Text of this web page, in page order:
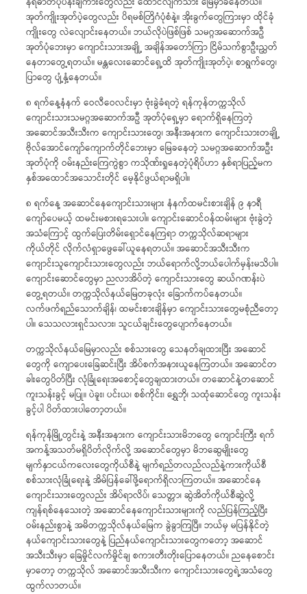
အုတ်ကျိုးအုတ်ပဲ့တွေလည်း ပိရမစ်တြိဂံပုံစံနဲ့။ အိုးခွက်တွေကြားမှာ ထိုင်ခုံ
ကျိုးတွေ လဲလျောင်းနေတယ်။ ဘယ်လိုပဲဖြစ်ဖြစ် သမဂ္ဂအဆောက်အဦ
အုတ်ပုံဘေးမှာ ကျောင်းသားအချို့ အချိန်အတော်ကြာ ငြိမ်သက်စွာဦးညွှတ်
နေတာတွေ့ရတယ်။ မန္တလေးဆောင်ရှေ့ထိ အုတ်ကျိုးအုတ်ပဲ့၊ စာရွက်တွေ၊
ပြာတွေ ပျံ့နှံ့နေတယ်။
၈ ရက်နေ့နံနက် ဝေလီဝေလင်းမှာ ဗုံးခွဲခံရတဲ့ ရန်ကုန်တက္ကသိုလ်
ကျောင်းသားသမဂ္ဂအဆောက်အဦ အုတ်ပုံရှေ့မှာ ရောက်ရှိနေကြတဲ့
အဆောင်အသီးသီးက ကျောင်းသားတွေ၊ အနီးအနားက ကျောင်းသားတချို့
ဗိုလ်အောင်ကျော်ကျောက်တိုင်ဘေးမှာ မြေခနေတဲ့ သမဂ္ဂအဆောက်အဦး
အုတ်ပုံကို ဝမ်းနည်းကြေကွဲစွာ ကသိုဏ်းရှုနေတဲ့ပုံရိပ်ဟာ နှစ်ရာပြည့်မက
နှစ်အထောင်အသောင်းတိုင် မေ့နိုင်ဖွယ်ရာမရှိပါ။
၈ ရက်နေ့ အဆောင်နေကျောင်းသားများ နံနက်ထမင်းစားချိန် ၉ နာရီ
ကျော်ပေမယ့် ထမင်းမစားရသေးပါ။ ကျောင်းဆောင်ဝန်ထမ်းများ ဗုံးခွဲတဲ့
အသံကြောင့် ထွက်ပြေးတိမ်းရှောင်နေကြရာ တက္ကသိုလ်ဆရာများ
ကိုယ်တိုင် လိုက်လံရှာဖွေခေါ်ယူနေရတယ်။ အဆောင်အသီးသီးက
ကျောင်းသူကျောင်းသားတွေလည်း ဘယ်ရောက်လို့ဘယ်ပေါက်မှန်းမသိပါ။
ကျောင်းဆောင်တွေမှာ ညလာအိပ်တဲ့ ကျောင်းသားတွေ ဆယ်ဂဏန်းပဲ
တွေ့ရတယ်။ တက္ကသိုလ်နယ်မြေတခုလုံး ခြောက်ကပ်နေတယ်။
လက်ဖက်ရည်သောက်ချိန်၊ ထမင်းစားချိန်မှာ ကျောင်းသားတွေမစုံညီတော့
ပါ။ သေသလားရှင်သလား၊ သူငယ်ချင်းတွေပျောက်နေတယ်။
တက္ကသိုလ်နယ်မြေမှာလည်း စစ်သားတွေ သေနတ်ချထားပြီး အဆောင်
တွေကို ကျောပေးခြေဆင်းပြီး အိပ်စက်အနားယူနေကြတယ်။ အဆောင်တ
ခါးတွေပိတ်ပြီး လုံခြုံရေးအစောင့်တွေချထားတယ်။ တဆောင်နဲ့တဆောင်
ကူးသန်းခွင့် မပြု။ ပဲခူး၊ ပင်းယ၊ စစ်ကိုင်း၊ ရွှေဘို၊ သထုံဆောင်တွေ ကူးသန်း
ခွင့်ပါ ပိတ်ထားပါတော့တယ်။
ရန်ကုန်မြို့တွင်းနဲ့ အနီးအနားက ကျောင်းသားမိဘတွေ ကျောင်းကြီး ရက်
အကန့်အသတ်မရှိပိတ်လိုက်လို့ အဆောင်တွေမှာ မိဘဆွေမျိုးတွေ
မျက်နှာငယ်ကလေးတွေကိုယ်စီနဲ့ မျက်ရည်တလည်လည်နဲ့ကားကိုယ်စီ
စစ်သားလုံခြုံရေးနဲ့ အိမ်ပြန်ခေါ်ဖို့ရောက်ရှိလာကြတယ်။ အဆောင်နေ
ကျောင်းသားတွေလည်း အိပ်ရာလိပ်၊ သေတ္တာ၊ ဆွဲအိတ်ကိုယ်စီဆွဲလို့
ကျန်ရစ်နေသေးတဲ့ အဆောင်နေကျောင်းသားများကို လည်ပြန်ကြည့်ပြီး
ဝမ်းနည်းစွာနဲ့ အမိတက္ကသိုလ်နယ်မြေက ခွဲခွာကြပြီ။ ဘယ်မှ မပြန်နိုင်တဲ့
နယ်ကျောင်းသားတွေနဲ့ ပြည်နယ်ကျောင်းသားတွေကတော့ အဆောင်
အသီးသီးမှာ ခြေမှိုင်လက်မှိုင်ချ စကားတီးတိုးပြောနေတယ်။ ညနေစောင်း
မှာတော့ တက္ကသိုလ် အဆောင်အသီးသီးက ကျောင်းသားတွေရဲ့အသံတွေ
ထွက်လာတယ်။